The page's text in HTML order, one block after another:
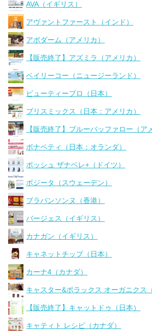
AVA（イギリス）
アヴァントファースト（インド）
アボダーム（アメリカ）
【販売終了】アズミラ（アメリカ）
ベイリーコー（ニュージーランド）
ビューティープロ（日本）
ブリスミックス（日本：アメリカ）
【販売終了】ブルーバッファロー（ア
ボナペティ（日本：オランダ）
ボッシュ ザナベレ+（ドイツ）
ボジータ（スウェーデン）
ブラバンソンヌ（香港）
バージェス（イギリス）
カナガン（イギリス）
キャネットチップ（日本）
カーナ4（カナダ）
キャスター&ポラックス オーガニクス
【販売終了】キャットドゥ（日本）
キャティト レシピ（カナダ）